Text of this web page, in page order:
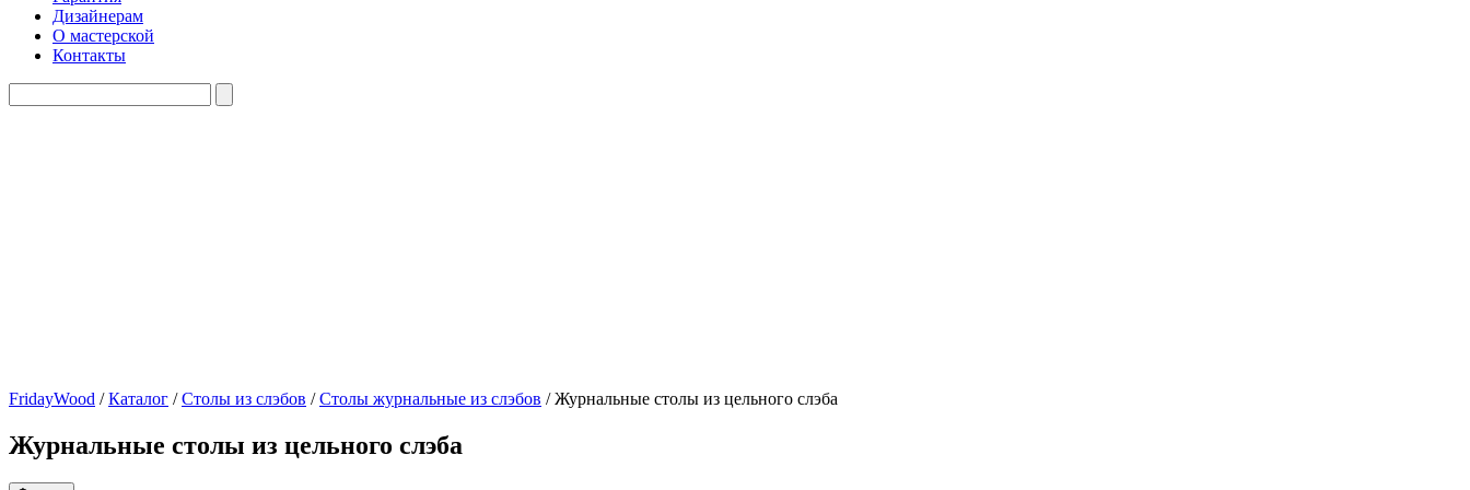
Дизайнерам
О мастерской
Контакты
FridayWood /Каталог /Столы из слэбов /Столы журнальные из слэбов /Журнальные столы из цельного слэба
Журнальные столы из цельного слэба